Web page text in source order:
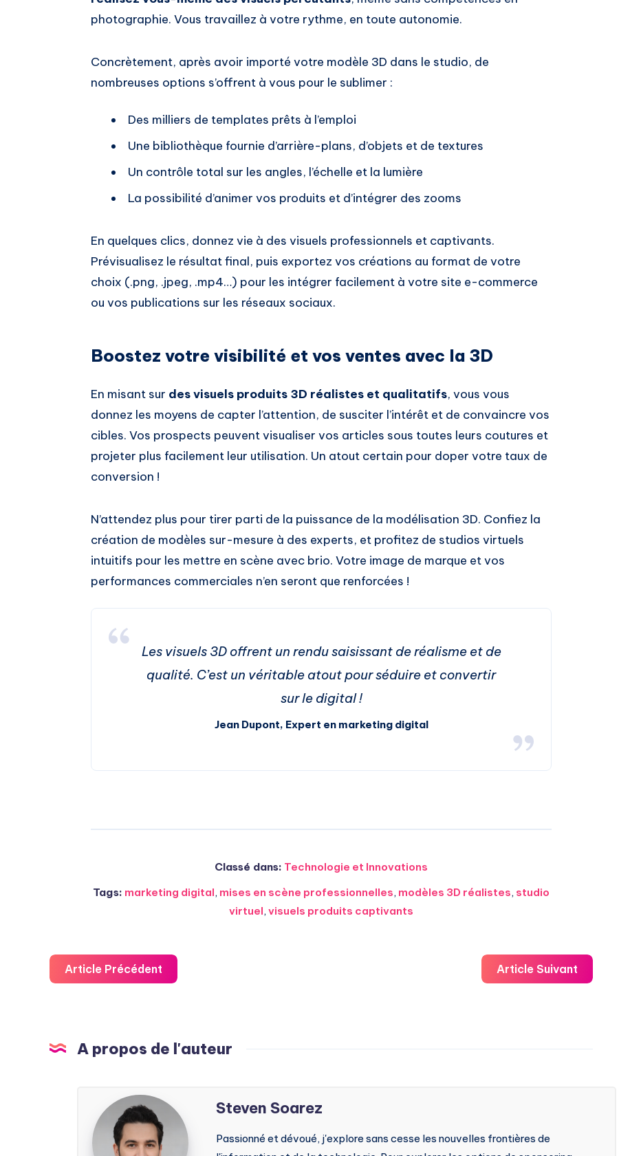
photographie. Vous travaillez à votre rythme, en toute autonomie.
Concrètement, après avoir importé votre modèle 3D dans le studio, de
nombreuses options s’offrent à vous pour le sublimer :
Des milliers de templates prêts à l’emploi
Une bibliothèque fournie d’arrière-plans, d’objets et de textures
Un contrôle total sur les angles, l’échelle et la lumière
La possibilité d’animer vos produits et d’intégrer des zooms
En quelques clics, donnez vie à des visuels professionnels et captivants.
Prévisualisez le résultat final, puis exportez vos créations au format de votre
choix (.png, .jpeg, .mp4…) pour les intégrer facilement à votre site e-commerce
ou vos publications sur les réseaux sociaux.
Boostez votre visibilité et vos ventes avec la 3D
En misant sur des visuels produits 3D réalistes et qualitatifs, vous vous
donnez les moyens de capter l’attention, de susciter l’intérêt et de convaincre vos
cibles. Vos prospects peuvent visualiser vos articles sous toutes leurs coutures et
projeter plus facilement leur utilisation. Un atout certain pour doper votre taux de
conversion !
N’attendez plus pour tirer parti de la puissance de la modélisation 3D. Confiez la
création de modèles sur-mesure à des experts, et profitez de studios virtuels
intuitifs pour les mettre en scène avec brio. Votre image de marque et vos
performances commerciales n’en seront que renforcées !
Les visuels 3D offrent un rendu saisissant de réalisme et de
qualité. C’est un véritable atout pour séduire et convertir
sur le digital !
Jean Dupont, Expert en marketing digital
Classé dans: Technologie et Innovations
Tags: marketing digital, mises en scène professionnelles, modèles 3D réalistes, studio
virtuel, visuels produits captivants
Article Précédent Article Suivant
A propos de l'auteur
Steven
Soarez
Steven Soarez
Passionné et dévoué, j'explore sans cesse les nouvelles frontières de